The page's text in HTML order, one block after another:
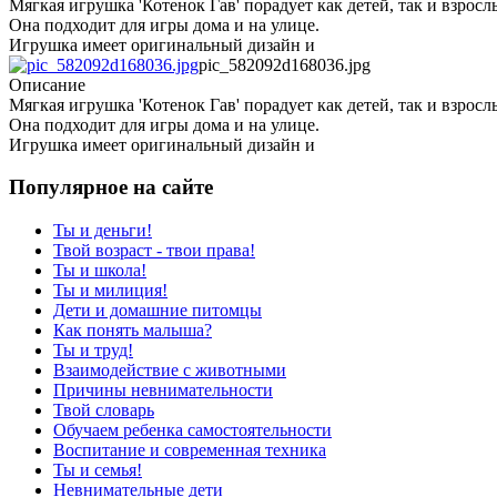
Мягкая игрушка 'Котенок Гав' порадует как детей, так и
Она подходит для игры дома и на улице.
Игрушка имеет оригинальный дизайн и
pic_582092d168036.jpg
Описание
Мягкая игрушка 'Котенок Гав' порадует как детей, так и
Она подходит для игры дома и на улице.
Игрушка имеет оригинальный дизайн и
Популярное на сайте
Ты и деньги!
Твой возраст - твои права!
Ты и школа!
Ты и милиция!
Дети и домашние питомцы
Как понять малыша?
Ты и труд!
Взаимодействие с животными
Причины невнимательности
Твой словарь
Обучаем ребенка самостоятельности
Воспитание и современная техника
Ты и семья!
Невнимательные дети